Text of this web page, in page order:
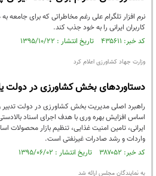
کاربران ایرانی را به خود جذب کند.
کد خبر: ۴۳۵۶۱۱ تاریخ انتشار : ۱۳۹۵/۱۰/۲۲
وزارت جهاد کشاورزی اعلام کرد
دستاوردهای بخش کشاورزی در دولت
راهبرد اصلی مدیریت بخش کشاورزی در دولت تدبیر و
اساس افزایش بهره وری با هدف اجرای اسناد
ایرانی، تامین امنیت غذایی، تنظیم بازار محصولات
واردات و رشد صادرات غیرنفتی است.
کد خبر: ۳۸۷۰۵۲ تاریخ انتشار : ۱۳۹۵/۰۶/۰۲
به نمایندگان مجلس ارائه شد